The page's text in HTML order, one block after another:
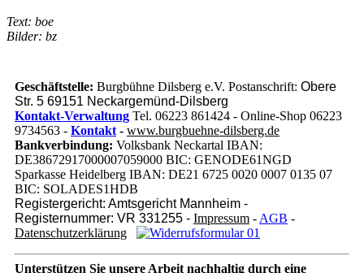
Text: boe
Bilder: bz
Geschäftstelle: Burgbühne Dilsberg e.V. Postanschrift: Obere
Str. 5 69151 Neckargemünd-Dilsberg
Kontakt-Verwaltung Tel. 06223 861424 - Online-Shop 06223
9734563 - Kontakt - www.burgbuehne-dilsberg.de
Bankverbindung: Volksbank Neckartal IBAN:
DE38672917000007059000 BIC: GENODE61NGD
Sparkasse Heidelberg IBAN: DE21 6725 0020 0007 0135 07
BIC: SOLADES1HDB
Registergericht: Amtsgericht Mannheim -
Registernummer: VR 331255 - Impressum - AGB -
Datenschutzerklärung
Unterstützen Sie unsere Arbeit nachhaltig durch eine